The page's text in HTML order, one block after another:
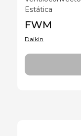
Estática
FWM
Daikin